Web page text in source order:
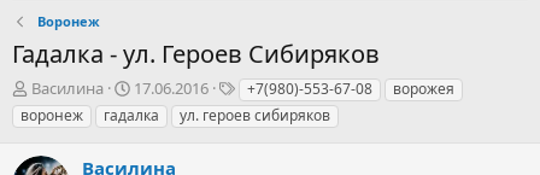
Воронеж
Гадалка - ул. Героев Сибиряков
А
в
т
о
Василина
Д
а
т
17.06.2016
Т
е
г
+7(980)-553-67-08
ворожея
воронеж
гадалка ул. героев сибиряков
Василина